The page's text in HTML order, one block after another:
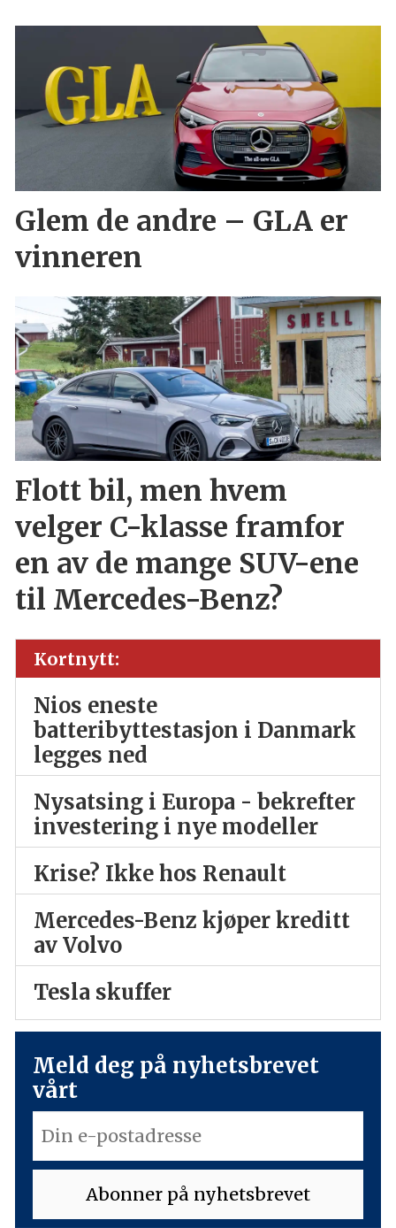
Glem de andre – GLA er
vinneren
Flott bil, men hvem
velger C-klasse framfor
en av de mange SUV-ene
til Mercedes-Benz?
Kortnytt:
Nios eneste
batteribyttestasjon i Danmark
legges ned
Nysatsing i Europa - bekrefter
investering i nye modeller
Krise? Ikke hos Renault
Mercedes-Benz kjøper kreditt
av Volvo
Tesla skuffer
Meld deg på nyhetsbrevet
vårt